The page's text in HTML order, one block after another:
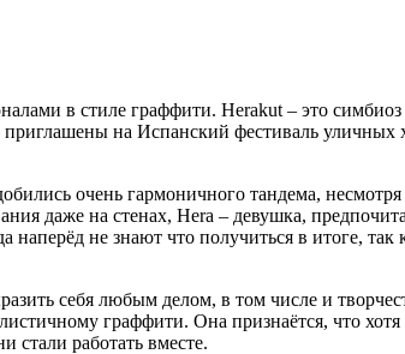
в стиле граффити. Herakut – это
на Испанский фестиваль уличных
очень гармоничного тандема,
даже на стенах, Hera – девушка,
наперёд не знают что получиться в итоге,
себя любым делом, в том числе и
граффити. Она признаётся, что
стали работать вместе.